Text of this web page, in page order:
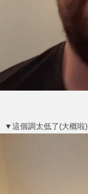
▼這個調太低了(大概啦)